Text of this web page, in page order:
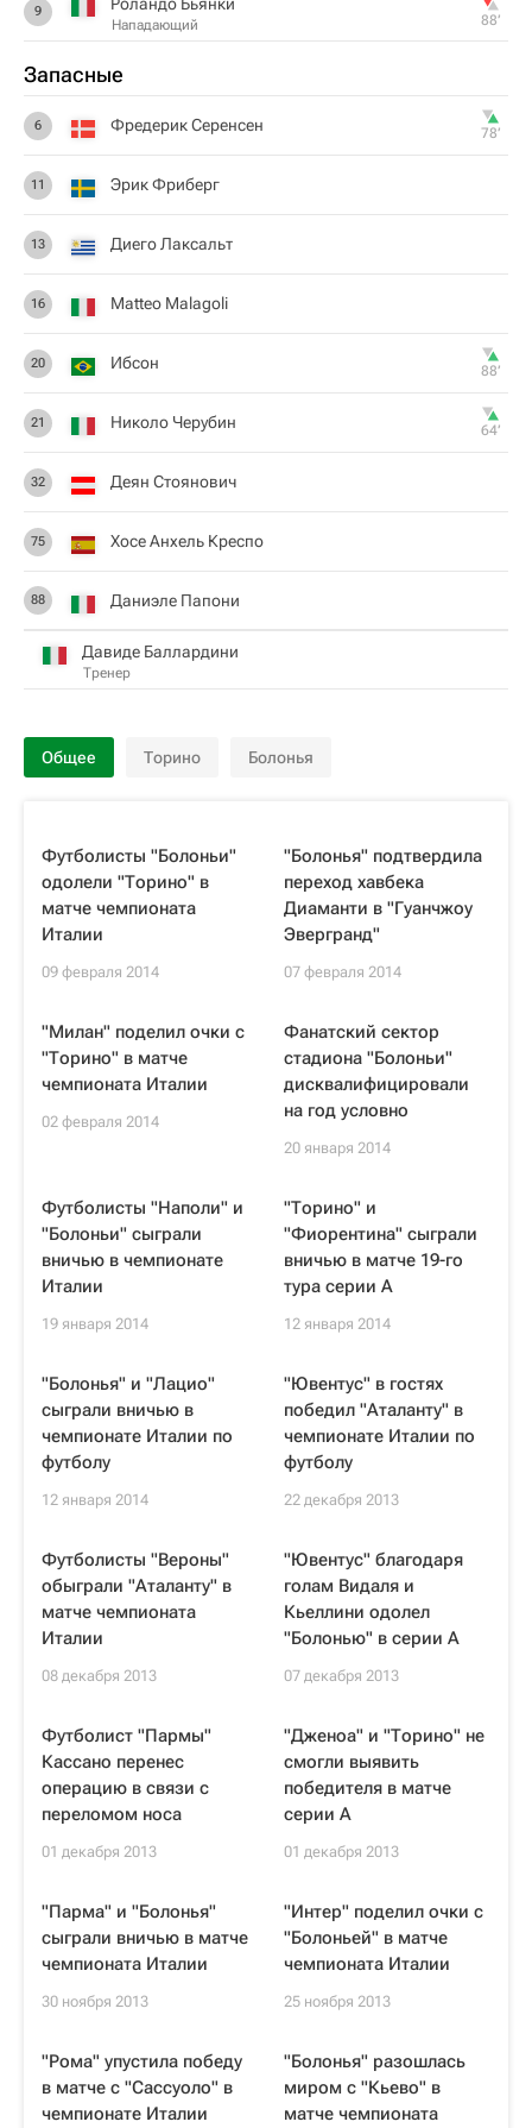
9
Нападающий 88‎’‎
Запасные
6 Фредерик Серенсен 78‎’‎
11 Эрик Фриберг
13 Диего Лаксальт
16 Matteo Malagoli
20 Ибсон 88‎’‎
21 Николо Черубин 64‎’‎
32 Деян Стоянович
75 Хосе Анхель Креспо
88 Даниэле Папони
Давиде Баллардини
Тренер
Общее Торино Болонья
Футболисты "Болоньи"
одолели "Торино" в
матче чемпионата
Италии
09 февраля 2014
"Болонья" подтвердила
переход хавбека
Диаманти в "Гуанчжоу
Эвергранд"
07 февраля 2014
"Милан" поделил очки с
"Торино" в матче
чемпионата Италии
02 февраля 2014
Фанатский сектор
стадиона "Болоньи"
дисквалифицировали
на год условно
20 января 2014
Футболисты "Наполи" и
"Болоньи" сыграли
вничью в чемпионате
Италии
19 января 2014
"Торино" и
"Фиорентина" сыграли
вничью в матче 19-го
тура серии А
12 января 2014
"Болонья" и "Лацио"
сыграли вничью в
чемпионате Италии по
футболу
12 января 2014
"Ювентус" в гостях
победил "Аталанту" в
чемпионате Италии по
футболу
22 декабря 2013
Футболисты "Вероны"
обыграли "Аталанту" в
матче чемпионата
Италии
08 декабря 2013
"Ювентус" благодаря
голам Видаля и
Кьеллини одолел
"Болонью" в серии А
07 декабря 2013
Футболист "Пармы"
Кассано перенес
операцию в связи с
переломом носа
01 декабря 2013
"Дженоа" и "Торино" не
смогли выявить
победителя в матче
серии А
01 декабря 2013
"Парма" и "Болонья"
сыграли вничью в матче
чемпионата Италии
30 ноября 2013
"Интер" поделил очки с
"Болоньей" в матче
чемпионата Италии
25 ноября 2013
"Рома" упустила победу
в матче с "Сассуоло" в
чемпионате Италии
"Болонья" разошлась
миром с "Кьево" в
матче чемпионата